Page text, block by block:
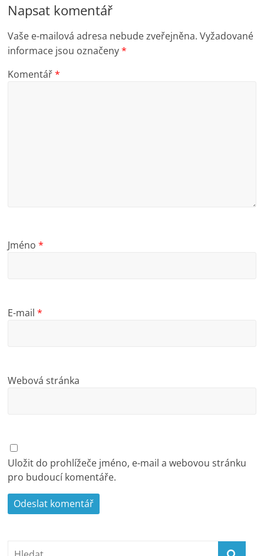
Napsat komentář
Vaše e-mailová adresa nebude zveřejněna. Vyžadované
informace jsou označeny*
Komentář*
Jméno*
E-mail*
Webová stránka
Uložit do prohlížeče jméno, e-mail a webovou stránku
pro budoucí komentáře.